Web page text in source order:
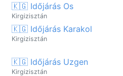
🇰🇬 Időjárás Os
Kirgizisztán
🇰🇬 Időjárás Karakol
Kirgizisztán
🇰🇬 Időjárás Uzgen
Kirgizisztán